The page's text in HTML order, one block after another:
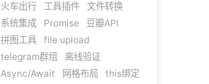
火车出行
工具插件
文件转换
系统集成
Promise
豆瓣API
拼图工具
file upload
telegram群组
离线验证
Async/Await
网格布局
this绑定